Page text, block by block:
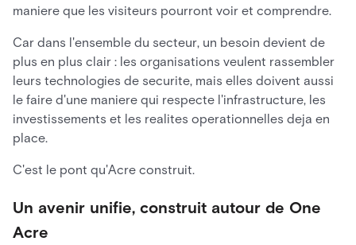
maniere que les visiteurs pourront voir et comprendre.
Car dans l'ensemble du secteur, un besoin devient de
plus en plus clair : les organisations veulent rassembler
leurs technologies de securite, mais elles doivent aussi
le faire d'une maniere qui respecte l'infrastructure, les
investissements et les realites operationnelles deja en
place.
C'est le pont qu'Acre construit.
Un avenir unifie, construit autour de One
Acre